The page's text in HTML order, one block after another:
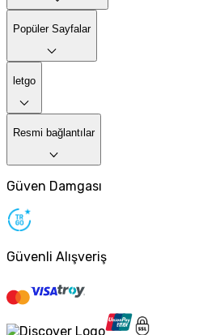
Popüler Sayfalar
letgo
Resmi bağlantılar
Güven Damgası
Güvenli Alışveriş